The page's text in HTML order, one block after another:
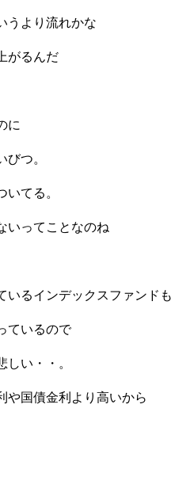
うより流れかな
がるんだ
に
つ。
てる。
いってことなのね
いるインデックスファンドも
ているので
い・・。
や国債金利より高いから